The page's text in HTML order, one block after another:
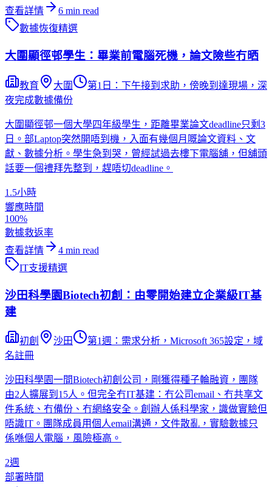
查看詳情
6 min read
數據恢復精選
大圍顯徑邨學生：畢業前電腦死機，論文險些冇晒
教育 大圍
第1日：下午接到求助，傍晚到達現場，深
夜完成數據備份
大圍顯徑邨一個大學四年級學生，距離畢業論文deadline只剩3
日。部Laptop突然開唔到機，入面有幾個月嘅論文資料、文
獻、數據分析。學生急到哭，曾經試過去樓下電腦舖，但舖頭
話要一個禮拜先整到，趕唔切deadline。
1.5小時
響應時間
100%
數據救返率
查看詳情
4 min read
IT支援精選
沙田科學園Biotech初創：由零開始建立企業級IT基
建
初創 沙田
第1週：需求分析，Microsoft 365設定，域
名註冊
沙田科學園一間Biotech初創公司，剛獲得種子輪融資，團隊
由2人擴展到15人。但完全冇IT基建：冇公司email、冇共享文
件系統、冇備份、冇網絡安全。創辦人係科學家，識做實驗但
唔識IT。團隊成員用個人email溝通，文件散亂，實驗數據只
係喺個人電腦，風險極高。
2週
部署時間